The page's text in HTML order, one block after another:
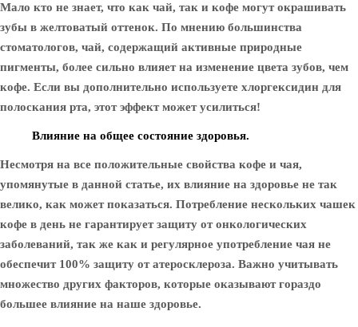
Мало кто не знает, что как чай, так и кофе могут окрашивать
зубы в желтоватый оттенок. По мнению большинства
стоматологов, чай, содержащий активные природные
пигменты, более сильно влияет на изменение цвета зубов, чем
кофе. Если вы дополнительно используете хлоргексидин для
полоскания рта, этот эффект может усилиться!
Влияние на общее состояние здоровья.
Несмотря на все положительные свойства кофе и чая,
упомянутые в данной статье, их влияние на здоровье не так
велико, как может показаться. Потребление нескольких чашек
кофе в день не гарантирует защиту от онкологических
заболеваний, так же как и регулярное употребление чая не
обеспечит 100% защиту от атеросклероза. Важно учитывать
множество других факторов, которые оказывают гораздо
большее влияние на наше здоровье.